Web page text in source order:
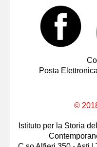
Posta
©
Istituto per la Storia